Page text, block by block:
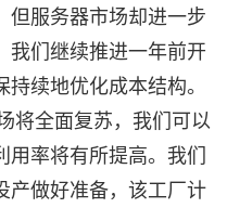
但服务器市场却进一步
我们继续推进一年前开
续地优化成本结构。
将全面复苏，我们可以
用率将有所提高。我们
产做好准备，该工厂计